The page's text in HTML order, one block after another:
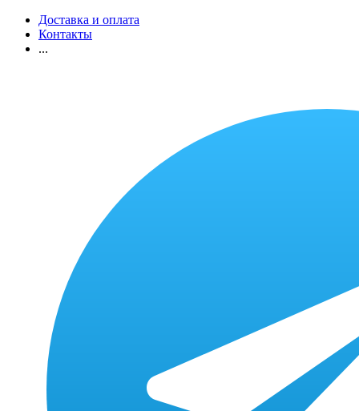
Доставка и оплата
Контакты
...